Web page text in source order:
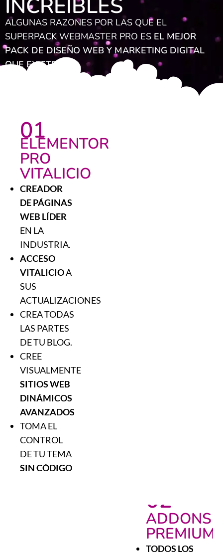
INCREÍBLES
ALGUNAS RAZONES POR LAS QUE EL
SUPERPACK WEBMASTER PRO ES EL MEJOR
PACK DE DISEÑO WEB Y MARKETING DIGITAL
QUE EXISTE.
01
ELEMENTOR
PRO
VITALICIO
CREADOR
DE PÁGINAS
WEB LÍDER
EN LA
INDUSTRIA.
ACCESO
VITALICIOA
SUS
ACTUALIZACIONES
CREA TODAS
LAS PARTES
DE TU BLOG.
CREE
VISUALMENTE
SITIOS WEB
DINÁMICOS
AVANZADOS
TOMA EL
CONTROL
DE TU TEMA
SIN CÓDIGO
02
ADDONS
PREMIUM
TODOS LOS